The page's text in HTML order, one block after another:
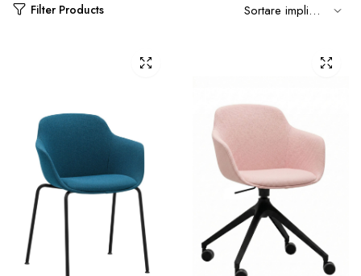
Filter Products